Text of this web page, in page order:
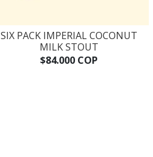
SIX PACK IMPERIAL COCONUT
MILK STOUT
$84.000 COP